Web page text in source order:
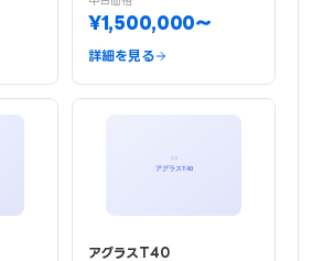
¥1,500,000〜
詳細を見る
アグラスT40